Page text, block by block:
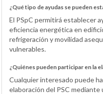
¿Qué tipo de ayudas se pueden
El PSpC permitirá establecer
eficiencia energética en
refrigeración y movilidad
vulnerables.
¿Quiénes pueden participar en la
Cualquier interesado puede
elaboración del PSC